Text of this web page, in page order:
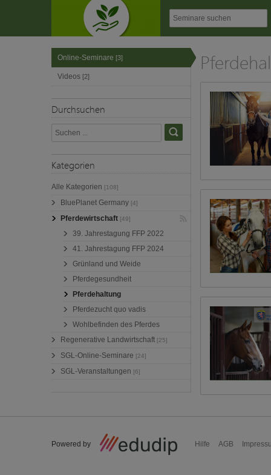
Online-Seminare [3]
Videos [2]
Durchsuchen
Kategorien
Alle Kategorien [108]
BluePlanet Germany [4]
Pferdewirtschaft [49]
39. Jahrestagung FFP 2022
41. Jahrestagung FFP 2024
Grünland und Weide
Pferdegesundheit
Pferdehaltung
Pferdezucht quo vadis
Wohlbefinden des Pferdes
Regenerative Landwirtschaft [25]
SGL-Online-Seminare [24]
SGL-Veranstaltungen [6]
Powered by AGB
Hilfe